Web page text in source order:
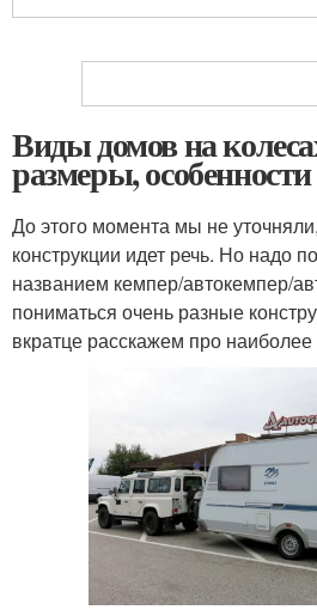
Виды домов на
размеры, особенности
До этого момента мы не
конструкции идет речь. Но надо
названием кемпер/автокемпер/
пониматься очень разные
вкратце расскажем про